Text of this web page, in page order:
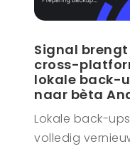
Signal brengt
cross-
lokale back-
naar bèta
Lokale back-ups
volledig